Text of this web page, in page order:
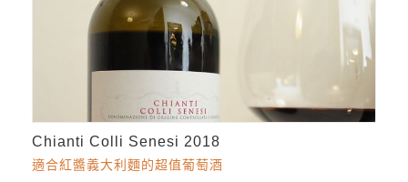
Chianti Colli Senesi 2018
適合紅醬義大利麵的超值葡萄酒